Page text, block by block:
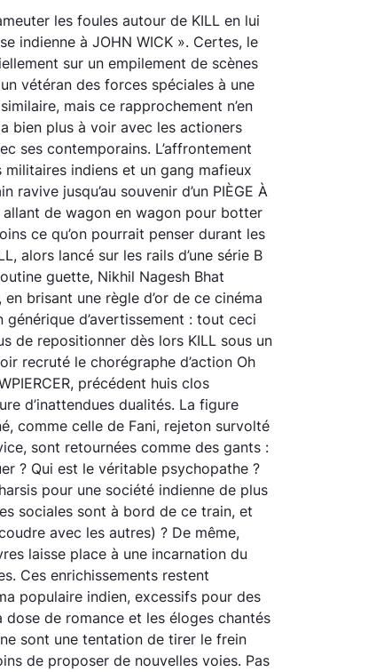
les foules autour de KILL en lui
indienne à JOHN WICK ». Certes, le
sur un empilement de scènes
vétéran des forces spéciales à une
mais ce rapprochement n’en
bien plus à voir avec les actioners
ses contemporains. L’affrontement
indiens et un gang mafieux
ravive jusqu’au souvenir d’un PIÈGE À
allant de wagon en wagon pour botter
ce qu’on pourrait penser durant les
alors lancé sur les rails d’une série B
guette, Nikhil Nagesh Bhat
brisant une règle d’or de ce cinéma
générique d’avertissement : tout ceci
de repositionner dès lors KILL sous un
recruté le chorégraphe d’action Oh
précédent huis clos
d’inattendues dualités. La figure
comme celle de Fani, rejeton survolté
sont retournées comme des gants :
? Qui est le véritable psychopathe ?
pour une société indienne de plus
sociales sont à bord de ce train, et
avec les autres) ? De même,
laisse place à une incarnation du
Ces enrichissements restent
populaire indien, excessifs pour des
de romance et les éloges chantés
sont une tentation de tirer le frein
de proposer de nouvelles voies. Pas